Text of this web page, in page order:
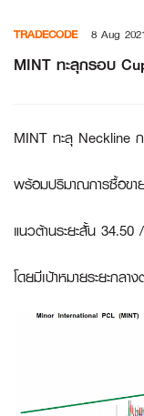
content
TRADECODE 8 Aug
MINT ทะลุกรอบ
MINT ทะลุ Neckline
พร้อมปริมาณการซื้อขา
แนวต้านระยะสั้น 34.50
โดยมีเป้าหมายระยะกล